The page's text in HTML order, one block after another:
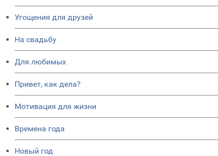
Угощения для друзей
На свадьбу
Для любимых
Привет, как дела?
Мотивация для жизни
Времена года
Новый год